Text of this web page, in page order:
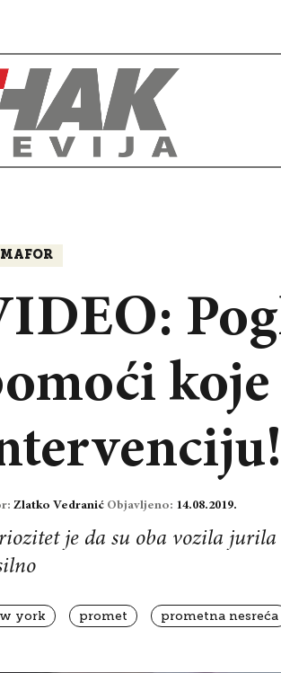
Zlatko Vedranić Objavljeno: 14.08.2019.
je da su oba vozila jurila
york promet prometna nesreća